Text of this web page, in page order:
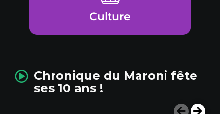
Culture
Chronique du Maroni fête
ses 10 ans !